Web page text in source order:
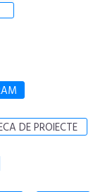
DE PROIECTE